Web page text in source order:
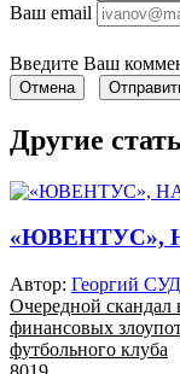
Ваш email
Введите Ваш
Отмена
Другие
«ЮВЕНТУС»,
Автор: Георгий
Очередной скандал
финансовых
футбольного клуба